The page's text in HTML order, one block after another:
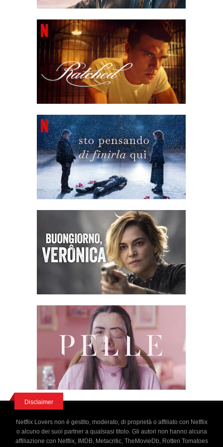
Winters di non conoscere mai la felicità e si getta in mare
annegando. Risvegliatasi da un sogno anni dopo, la signora de
Winter è con il marito al Cairo, mentre cercano la casa dei loro
sogni. Dice che dal relitto di Manderley ha salvato l'unica cosa
che vale la pena salvare: l'amore.
Disclaimer
Netflix Lovers non è gestito, moderato, di proprietà o affiliato con Netflix
o alcuno dei suoi partner a qualsiasi titolo. Gli autori non hanno alcuna
affiliazione con Netflix, IMDB, Metacritic, TheMovieDb, Rotten Tomatoes